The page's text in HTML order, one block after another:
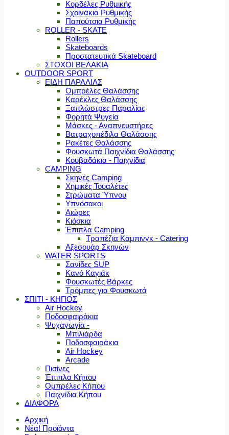
Κορδέλες Ρυθμικής
Σχοινάκια Ρυθμικής
Παπούτσια Ρυθμικής
ROLLER - SKATE
Rollers
Skateboards
Προστατευτικά Skateboard
ΣΤΟΧΟΙ ΒΕΛΑΚΙΑ
OUTDOOR SPORT
ΕΙΔΗ ΠΑΡΑΛΙΑΣ
Ομπρέλες Θαλάσσης
Καρέκλες Θαλάσσης
Ξαπλώστρες Παραλίας
Φορητά Ψυγεία
Μάσκες - Αναπνευστήρες
Βατραχοπέδιλα Θαλάσσης
Ρακέτες Θαλάσσης
Φουσκωτά Παιχνίδια Θαλάσσης
Κουβαδάκια - Παιχνίδια
CAMPING
Σκηνές Camping
Χημικές Τουαλέτες
Στρώματα Ύπνου
Υπνόσακοι
Αιώρες
Κιόσκια
Έπιπλα Camping
Τραπέζια Καμπινγκ - Catering
Αξεσουάρ Σκηνών
WATER SPORTS
Σανίδες SUP
Κανό Καγιάκ
Φουσκωτές Βάρκες
Τρόμπες για Φουσκωτά
ΣΠΙΤΙ - ΚΗΠΟΣ
Air Hockey
Ποδοσφαιράκια
Ψυχαγωγία -
Μπιλιάρδα
Ποδοσφαιράκια
Air Hockey
Arcade
Πισίνες
Έπιπλα Κήπου
Ομπρέλες Κήπου
Παιχνίδια Κήπου
ΔΙΑΦΟΡΑ
Αρχική
Νέα! Προϊόντα